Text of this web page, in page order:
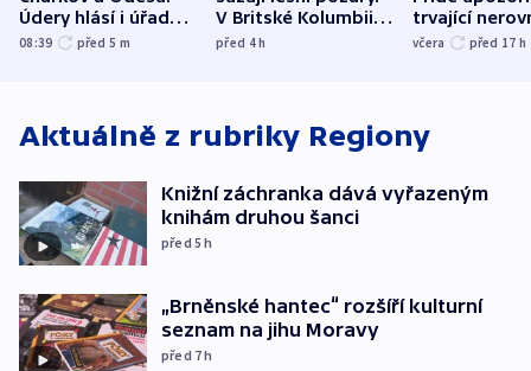
Údery hlásí i úřady v
Bělgorodu
08:39 před 5 m
V Britské Kolumbii
evakuovali tisíce lidí
před 4h
trvající
včera před 17 h
Aktuálně z rubriky Regiony
Knižní záchranka dává vyřazeným
knihám druhou šanci
před 5h
„Brněnské hantec“ rozšíří kulturní
seznam na jihu Moravy
před 7h